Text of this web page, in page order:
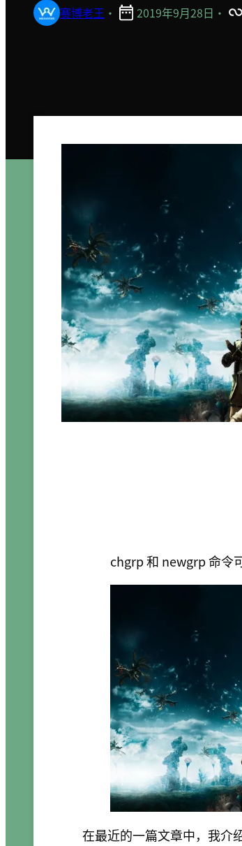
赛博老王 · 2019年9月28日 ·
chgrp 和 newgrp 命令
在最近的一篇文章中，我介